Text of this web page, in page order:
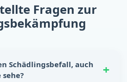
Fragen zur
Schädlingsbefall, auch